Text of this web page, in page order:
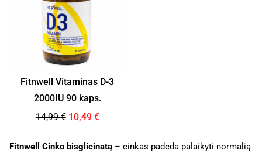
Fitnwell Vitaminas D-3
2000IU 90 kaps.
14,99€ 10,49 €
Fitnwell Cinko bisglicinatą – cinkas padeda palaikyti normalią